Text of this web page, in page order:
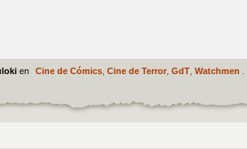
en Cine de Cómics, Cine de Terror, GdT, Watchmen